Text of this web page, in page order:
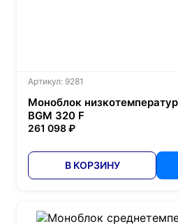
Артикул: 9281
Моноблок
BGM 320 F
261 098 ₽
В КОРЗИНУ